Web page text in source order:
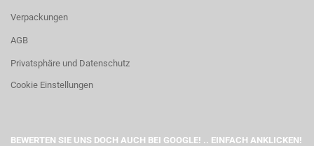
Verpackungen
AGB
Privatsphäre und Datenschutz
Cookie Einstellungen
BEWERTEN SIE UNS DOCH AUCH BEI GOOGLE! .. EINFACH ANKLICKEN!